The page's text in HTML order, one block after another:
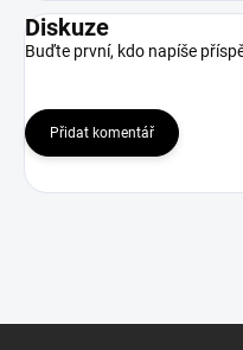
Diskuze
Buďte první, kdo napíše
Přidat komentář